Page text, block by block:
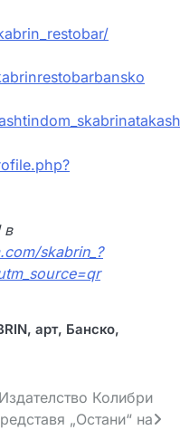
в
skabrin_?
, арт, Банско,
Издателство Колибри
„Остани“ на